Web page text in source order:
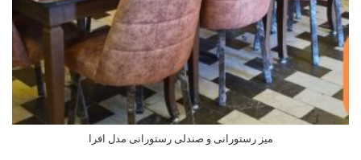
میز رستورانی و صندلی رستورانی مدل افرا